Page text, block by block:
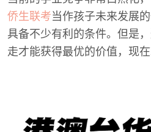
侨生联考当作孩子未来发展
具备不少有利的条件。但是
走才能获得最优的价值，现在